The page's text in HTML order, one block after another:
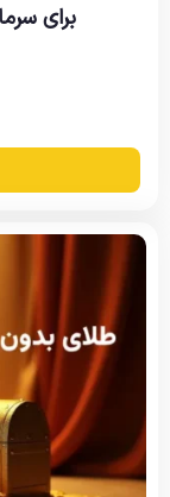
برای